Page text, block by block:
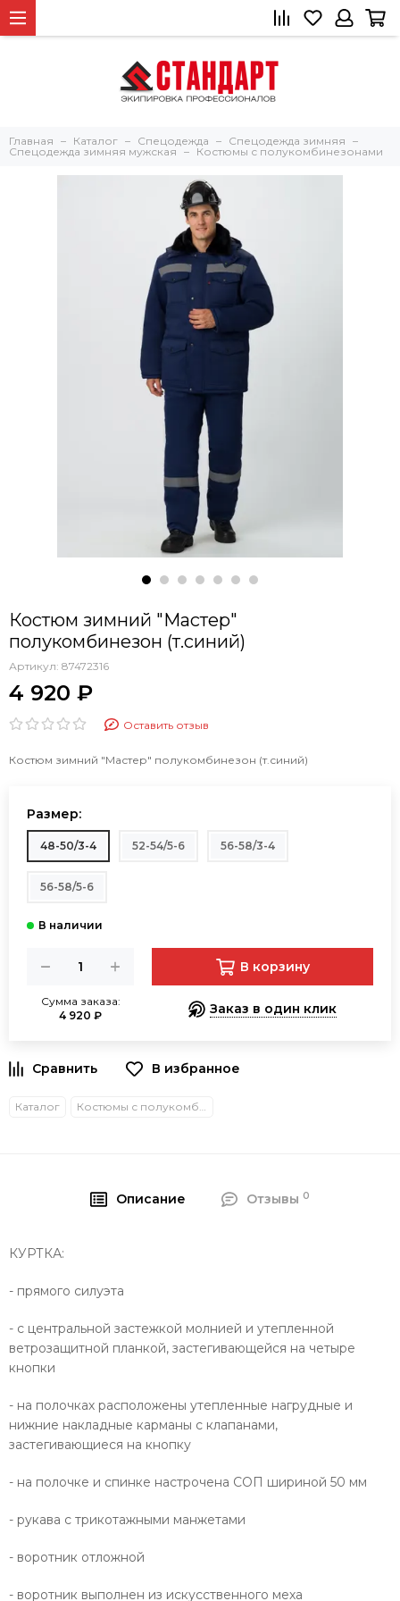
Главная Каталог Спецодежда
Спецодежда зимняя
Спецодежда зимняя мужская
Костюмы с полукомбинезонами
Костюм зимний "Мастер"
полукомбинезон (т.синий)
Артикул: 87472316
4 920 ₽
Оставить отзыв
Костюм зимний "Мастер" полукомбинезон (т.синий)
Размер:
48-50/3-4 52-54/5-6 56-58/3-4
56-58/5-6
Сумма заказа:
4 920 ₽
В корзину
Заказ в один клик
В избранное
Каталог Костюмы с полукомбинезонами
Описание Отзывы 0
КУРТКА:
- прямого силуэта
- с центральной застежкой молнией и утепленной
ветрозащитной планкой, застегивающейся на четыре
кнопки
- на полочках расположены утепленные нагрудные и
нижние накладные карманы с клапанами,
застегивающиеся на кнопку
- на полочке и спинке настрочена СОП шириной 50 мм
- рукава с трикотажными манжетами
- воротник отложной
- воротник выполнен из искусственного меха